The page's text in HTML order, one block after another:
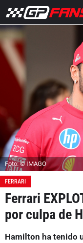
Foto: © IMAGO
FERRARI
Ferrari
por culpa de
Hamilton ha tenido